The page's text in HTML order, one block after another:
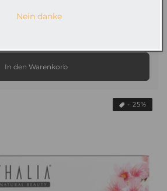
In den Warenkorb
- 25%
Nein danke